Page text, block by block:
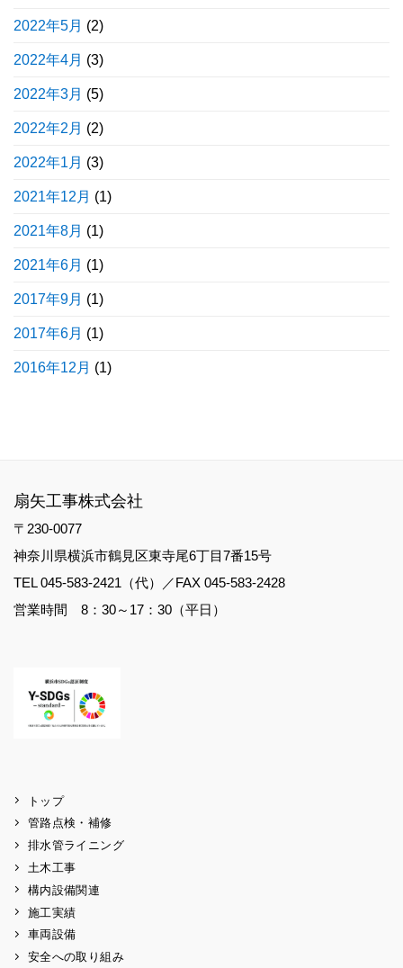
2022年5月 (2)
2022年4月 (3)
2022年3月 (5)
2022年2月 (2)
2022年1月 (3)
2021年12月 (1)
2021年8月 (1)
2021年6月 (1)
2017年9月 (1)
2017年6月 (1)
2016年12月 (1)
扇矢工事株式会社
〒230-0077
神奈川県横浜市鶴見区東寺尾6丁目7番15号
TEL 045-583-2421（代）／FAX 045-583-2428
営業時間 8：30～17：30（平日）
トップ
管路点検・補修
排水管ライニング
土木工事
構内設備関連
施工実績
車両設備
安全への取り組み